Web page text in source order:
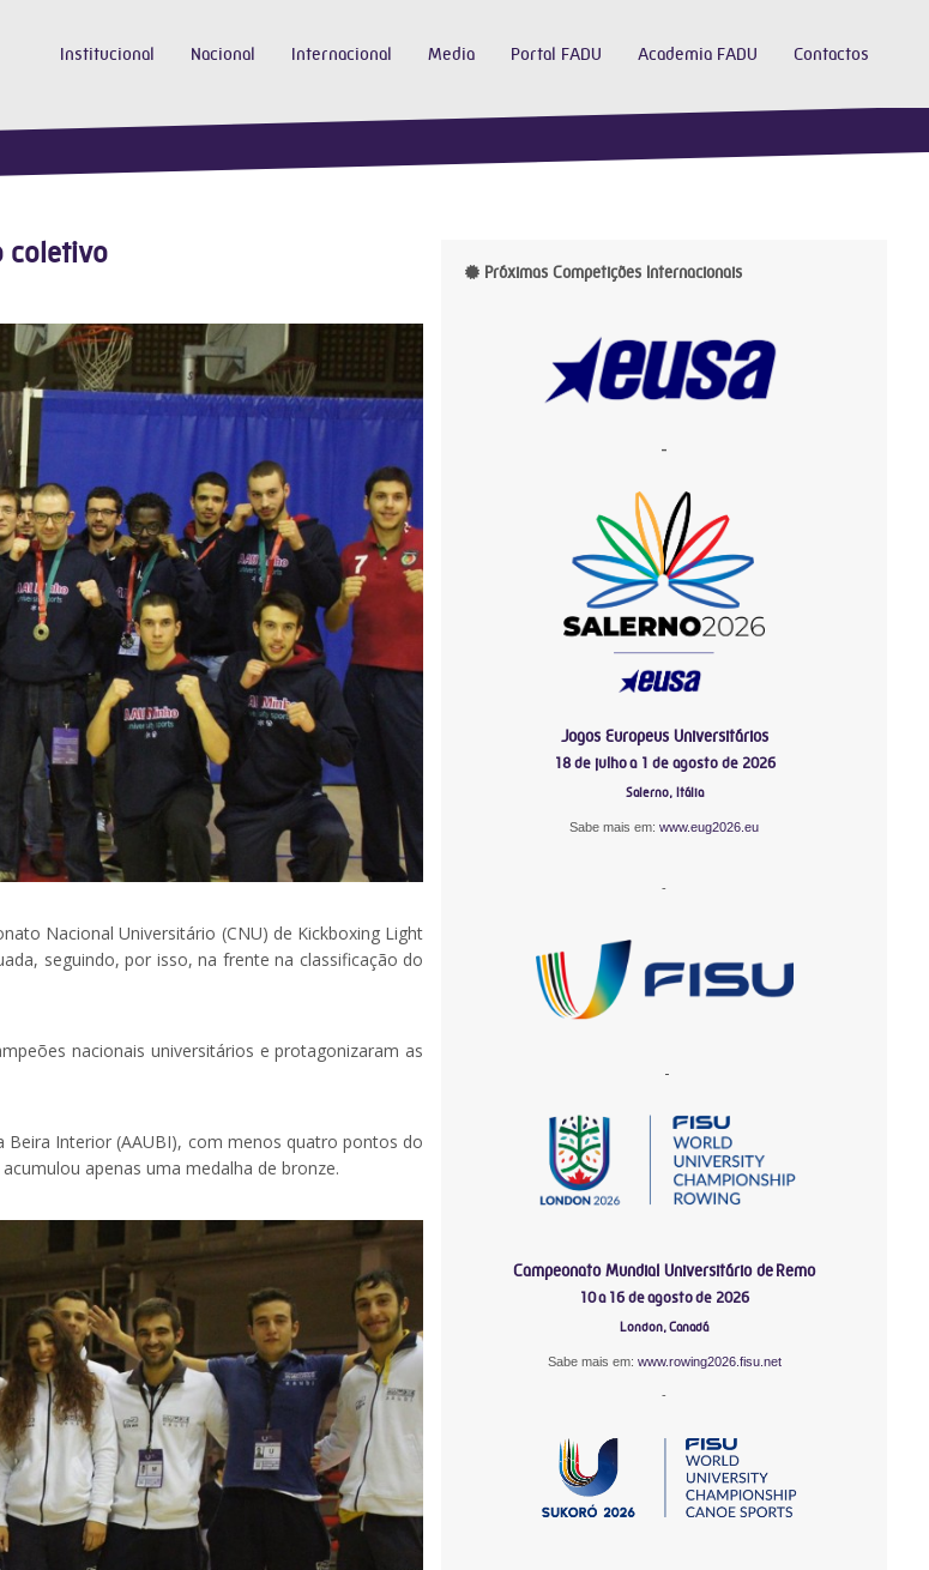
Institucional Nacional Internacional Media Portal FADU Academia FADU Contactos
coletivo
Nacional Universitário (CNU) de Kickboxing Light
seguindo, por isso, na frente na classificação do
nacionais universitários e protagonizaram as
Beira Interior (AAUBI), com menos quatro pontos do
apenas uma medalha de bronze.
Próximas Competições Internacionais
-
Jogos Europeus Universitários
18 de julho a 1 de agosto de 2026
Salerno, Itália
Sabe mais em:www.eug2026.eu
-
-
Campeonato Mundial Universitário de Remo
10 a 16 de agosto de 2026
London, Canadá
Sabe mais em: www.rowing2026.fisu.net
-